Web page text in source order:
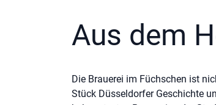
Aus dem
Die Brauerei im Füchschen ist
Stück Düsseldorfer Geschichte